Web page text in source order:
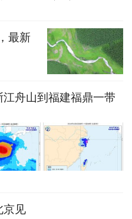
最新
舟山到福建福鼎一带
京见